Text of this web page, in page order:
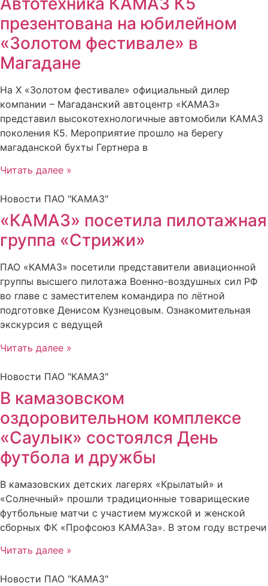
презентована на юбилейном
«Золотом фестивале» в
Магадане
На X «Золотом фестивале» официальный дилер
компании – Магаданский автоцентр «КАМАЗ»
представил высокотехнологичные автомобили КАМАЗ
поколения К5. Мероприятие прошло на берегу
магаданской бухты Гертнера в
Читать далее »
Новости ПАО "КАМАЗ"
«КАМАЗ» посетила пилотажная
группа «Стрижи»
ПАО «КАМАЗ» посетили представители авиационной
группы высшего пилотажа Военно-воздушных сил РФ
во главе с заместителем командира по лётной
подготовке Денисом Кузнецовым. Ознакомительная
экскурсия с ведущей
Читать далее »
Новости ПАО "КАМАЗ"
В камазовском
оздоровительном комплексе
«Саулык» состоялся День
футбола и дружбы
В камазовских детских лагерях «Крылатый» и
«Солнечный» прошли традиционные товарищеские
футбольные матчи с участием мужской и женской
сборных ФК «Профсоюз КАМАЗа». В этом году встречи
Читать далее »
Новости ПАО "КАМАЗ"